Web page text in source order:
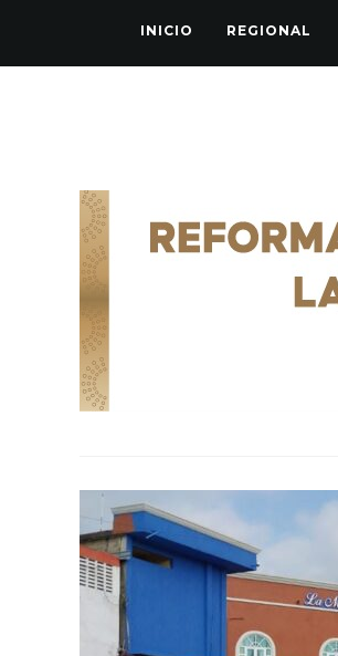
INICIO REGIONAL